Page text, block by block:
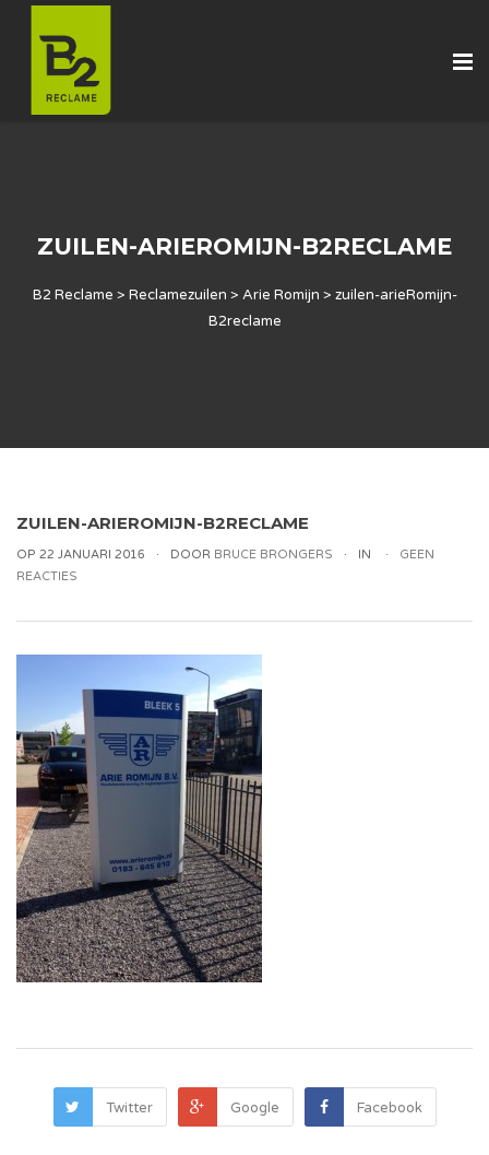
ZUILEN-ARIEROMIJN-B2RECLAME
B2 Reclame > Reclamezuilen > Arie Romijn > zuilen-arieRomijn-
B2reclame
ZUILEN-ARIEROMIJN-B2RECLAME
OP 22 JANUARI 2016 DOOR BRUCE BRONGERS IN
GEEN
REACTIES
Twitter Google Facebook